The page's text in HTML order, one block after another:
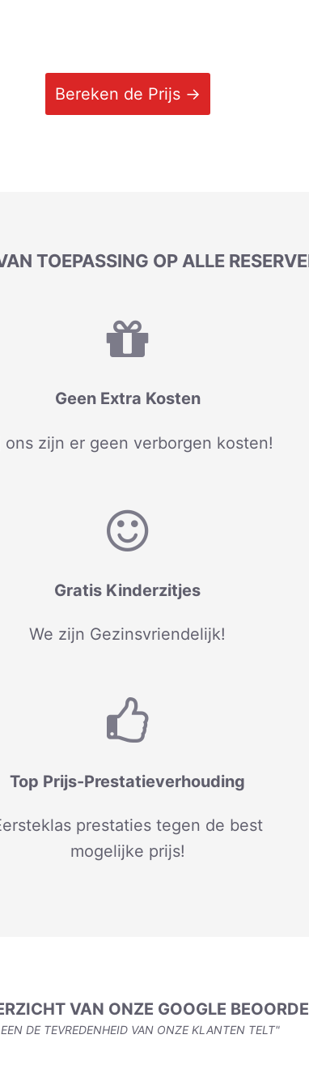
Bereken de Prijs →
TOEPASSING OP ALLE
Geen Extra Kosten
ons zijn er geen verborgen kosten!
Gratis Kinderzitjes
We zijn Gezinsvriendelijk!
Top Prijs-Prestatieverhouding
prestaties tegen de best
mogelijke prijs!
VAN ONZE GOOGLE
DE TEVREDENHEID VAN ONZE KLANTEN TELT"